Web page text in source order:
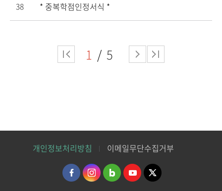
38 * 중복학점인정서식 *
1 5
개인정보처리방침 이메일무단수집거부